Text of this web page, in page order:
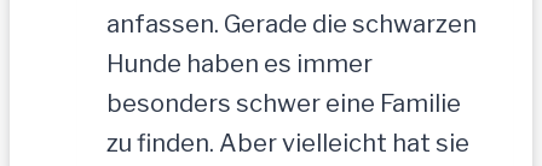
anfassen. Gerade die schwarzen
Hunde haben es immer
besonders schwer eine Familie
zu finden. Aber vielleicht hat sie